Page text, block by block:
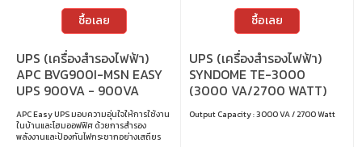
ซื้อเลย
UPS (เครื่องสำรองไฟฟ้า)
APC BVG900I-MSN EASY
UPS 900VA - 900VA
480WATT
APC Easy UPS มอบความอุ่นใจให้การใช้งาน
ในบ้านและโฮมออฟฟิศ ด้วยการสำรอง
พลังงานและป้องกันไฟกระชากอย่างเสถียร
ซื้อเลย
UPS (เครื่องสำรองไฟฟ้า)
SYNDOME TE-3000
(3000 VA/2700 WATT)
Output Capacity : 3000 VA / 2700 Watt